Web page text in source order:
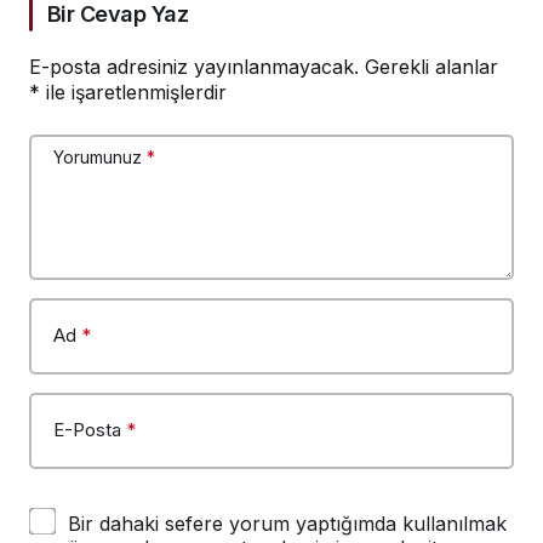
Bir Cevap Yaz
E-posta adresiniz yayınlanmayacak. Gerekli alanlar
* ile işaretlenmişlerdir
Yorumunuz *
Ad *
E-Posta *
Bir dahaki sefere yorum yaptığımda kullanılmak